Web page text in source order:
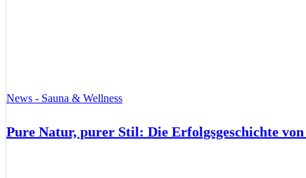
News - Sauna & Wellness
Pure Natur, purer Stil: Die Erfolgsgeschichte